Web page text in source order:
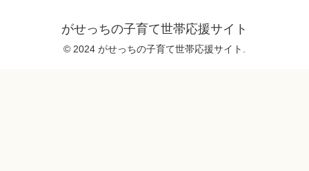
がせっちの子育て世帯応援サイト
© 2024 がせっちの子育て世帯応援サイト.